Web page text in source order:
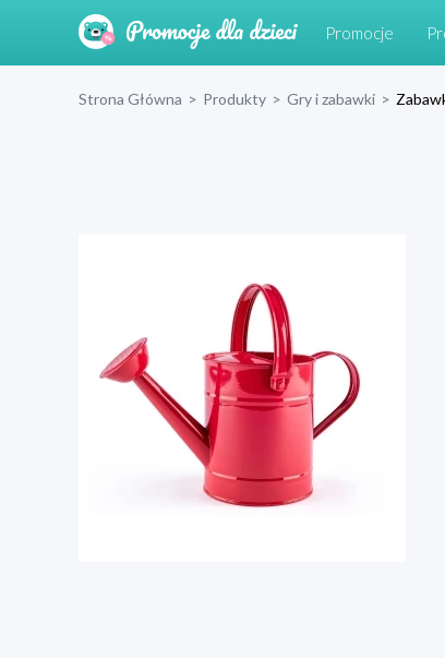
Promocje
Strona Główna > Produkty > Gry i zabawki >